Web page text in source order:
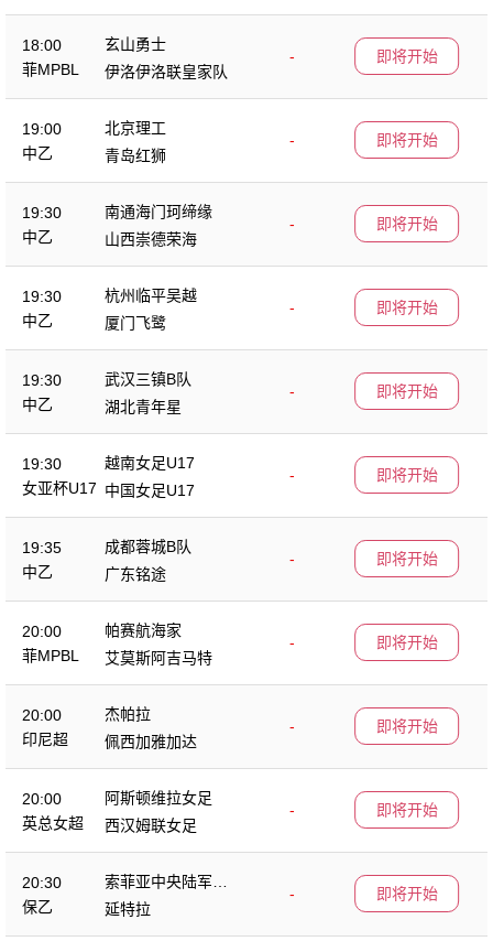
18:00
菲MPBL
玄山勇士
-
伊洛伊洛联皇家队
即将开始
19:00
中乙
北京理工
-
青岛红狮
即将开始
19:30
中乙
南通海门珂缔缘
-
山西崇德荣海
即将开始
19:30
中乙
杭州临平吴越
-
厦门飞鹭
即将开始
19:30
中乙
武汉三镇B队
-
湖北青年星
即将开始
19:30
女亚杯U17
越南女足U17
-
中国女足U17
即将开始
19:35
中乙
成都蓉城B队
-
广东铭途
即将开始
20:00
菲MPBL
帕赛航海家
-
艾莫斯阿吉马特
即将开始
20:00
印尼超
杰帕拉
-
佩西加雅加达
即将开始
20:00
英总女超
阿斯顿维拉女足
-
西汉姆联女足
即将开始
20:30
保乙
索菲亚中央陆军B
队
-
延特拉
即将开始